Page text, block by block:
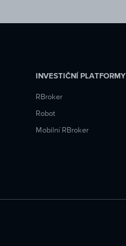
INVESTIČNÍ PLATFORMY
RBroker
Robot
Mobilní RBroker